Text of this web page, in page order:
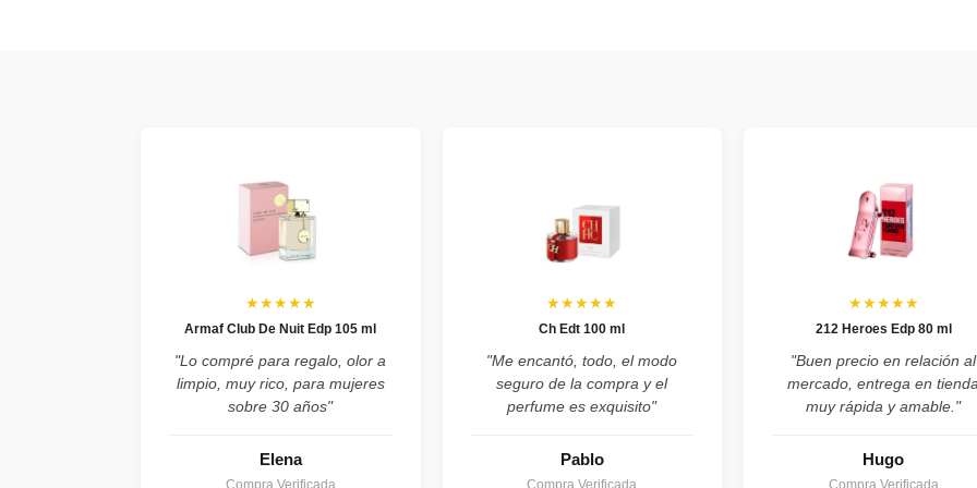
★★★★★
Armaf Club De Nuit Edp 105 ml
"Lo compré para regalo, olor a
limpio, muy rico, para mujeres
sobre 30 años"
Elena
★★★★★
Ch Edt 100 ml
"Me encantó, todo, el modo
seguro de la compra y el
perfume es exquisito"
Pablo
★★★★★
212 Heroes Edp 80 ml
"Buen precio en relación al
mercado, entrega en
muy rápida y amable."
Hugo